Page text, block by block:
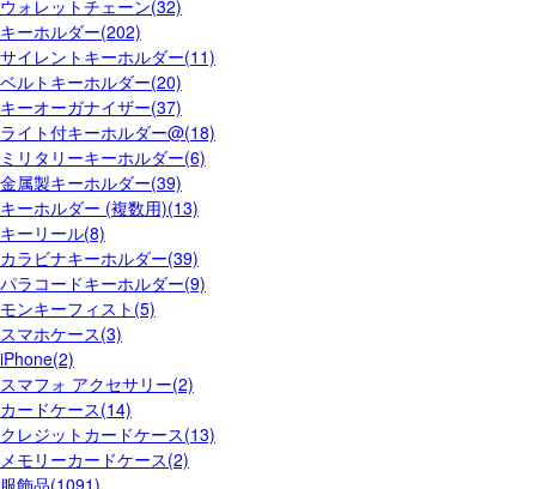
ウォレットチェーン(32)
キーホルダー(202)
サイレントキーホルダー(11)
ベルトキーホルダー(20)
キーオーガナイザー(37)
ライト付キーホルダー@(18)
ミリタリーキーホルダー(6)
金属製キーホルダー(39)
キーホルダー (複数用)(13)
キーリール(8)
カラビナキーホルダー(39)
パラコードキーホルダー(9)
モンキーフィスト(5)
スマホケース(3)
iPhone(2)
スマフォ アクセサリー(2)
カードケース(14)
クレジットカードケース(13)
メモリーカードケース(2)
服飾品(1091)